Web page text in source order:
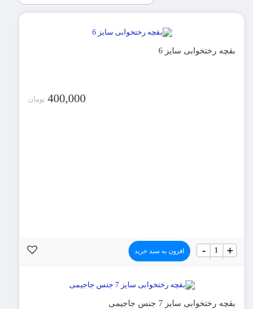
بقچه رختخوابی سایز 6
بقچه
رختخوابی
سایز
- افزون به سبد خرید
400,000 تومان
بقچه رختخوابی سایز 7 جنس جاجیمی